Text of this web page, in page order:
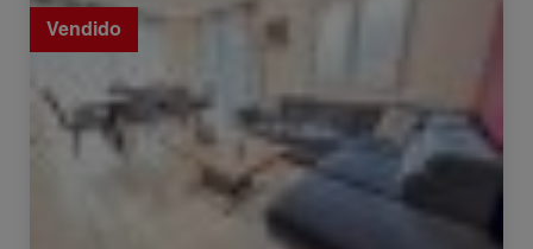
Vendido